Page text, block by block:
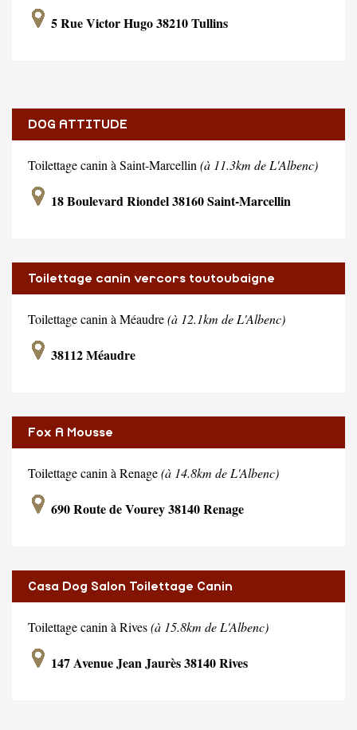
5 Rue Victor Hugo 38210 Tullins
DOG ATTITUDE
Toilettage canin à Saint-Marcellin (à 11.3km de L'Albenc)
18 Boulevard Riondel 38160 Saint-Marcellin
Toilettage canin vercors toutoubaigne
Toilettage canin à Méaudre(à 12.1km de L'Albenc)
38112 Méaudre
Fox A Mousse
Toilettage canin à Renage(à 14.8km de L'Albenc)
690 Route de Vourey 38140 Renage
Casa Dog Salon Toilettage Canin
Toilettage canin à Rives(à 15.8km de L'Albenc)
147 Avenue Jean Jaurès 38140 Rives